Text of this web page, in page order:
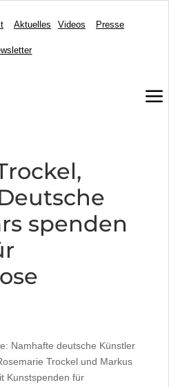
Aktuelles Videos Presse
a
spenden
Namhafte deutsche Künstler
Trockel und Markus
Kunstspenden für